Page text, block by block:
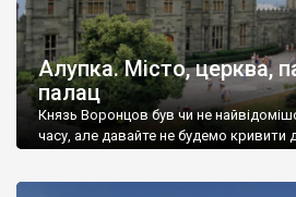
Алупка. Місто, церква,
палац
Князь Воронцов був чи не
часу, але давайте не будемо